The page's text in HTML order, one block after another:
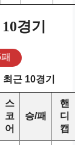
경기
근 10경기
스
코
어
승/패
핸
디
캡